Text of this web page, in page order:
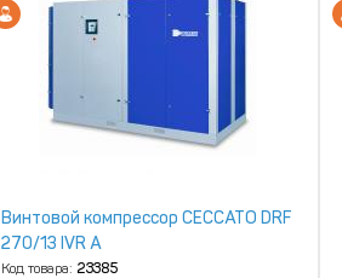
Винтовой компрессор CECCATO DRF
270/13 IVR A
Код товара: 23385